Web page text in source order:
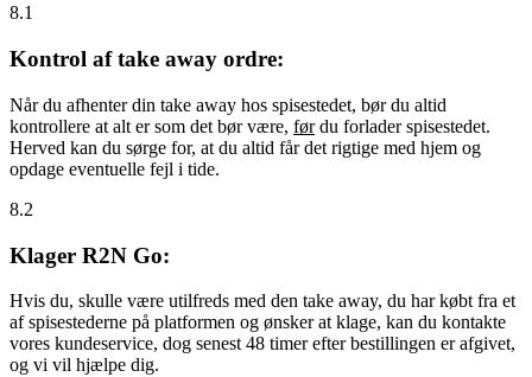
8.1
Kontrol af take away ordre:
Når du afhenter din take away hos spisestedet, bør du altid
kontrollere at alt er som det bør være, førdu forlader spisestedet.
Herved kan du sørge for, at du altid får det rigtige med hjem og
opdage eventuelle fejl i tide.
8.2
Klager R2N Go:
Hvis du, skulle være utilfreds med den take away, du har købt fra et
af spisestederne på platformen og ønsker at klage, kan du kontakte
vores kundeservice, dog senest 48 timer efter bestillingen er afgivet,
og vi vil hjælpe dig.